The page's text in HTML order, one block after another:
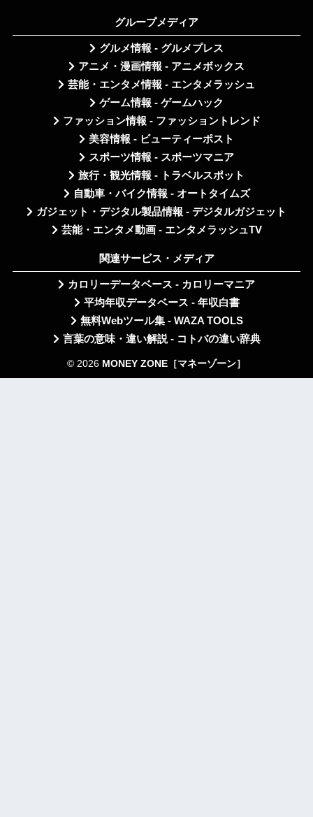
グループメディア
グルメ情報 - グルメプレス
アニメ・漫画情報 - アニメボックス
芸能・エンタメ情報 - エンタメラッシュ
ゲーム情報 - ゲームハック
ファッション情報 - ファッショントレンド
美容情報 - ビューティーポスト
スポーツ情報 - スポーツマニア
旅行・観光情報 - トラベルスポット
自動車・バイク情報 - オートタイムズ
ガジェット・デジタル製品情報 - デジタルガジェット
芸能・エンタメ動画 - エンタメラッシュTV
関連サービス・メディア
カロリーデータベース - カロリーマニア
平均年収データベース - 年収白書
無料Webツール集 - WAZA TOOLS
言葉の意味・違い解説 - コトバの違い辞典
© 2026 MONEY ZONE［マネーゾーン］